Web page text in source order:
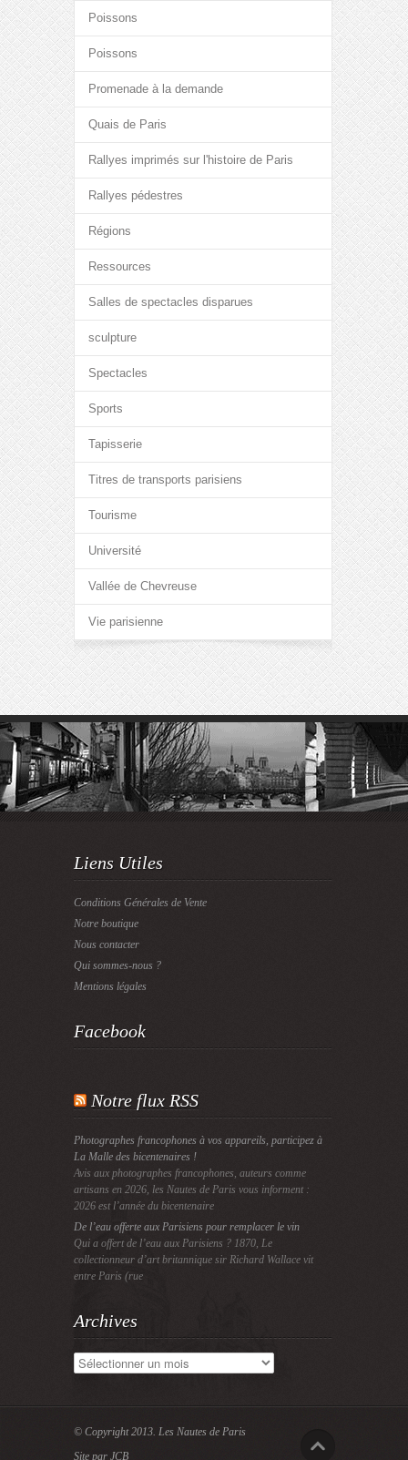
Poissons
Poissons
Promenade à la demande
Quais de Paris
Rallyes imprimés sur l'histoire de Paris
Rallyes pédestres
Régions
Ressources
Salles de spectacles disparues
sculpture
Spectacles
Sports
Tapisserie
Titres de transports parisiens
Tourisme
Université
Vallée de Chevreuse
Vie parisienne
Liens Utiles
Conditions Générales de Vente
Notre boutique
Nous contacter
Qui sommes-nous ?
Mentions légales
Facebook
Notre flux RSS
Photographes francophones à vos appareils, participez à
La Malle des bicentenaires !
Avis aux photographes francophones, auteurs comme
artisans en 2026, les Nautes de Paris vous informent :
2026 est l’année du bicentenaire
De l’eau offerte aux Parisiens pour remplacer le vin
Qui a offert de l’eau aux Parisiens ? 1870, Le
collectionneur d’art britannique sir Richard Wallace vit
entre Paris (rue
Archives
Archives
© Copyright 2013. Les Nautes de Paris
Site par JCB